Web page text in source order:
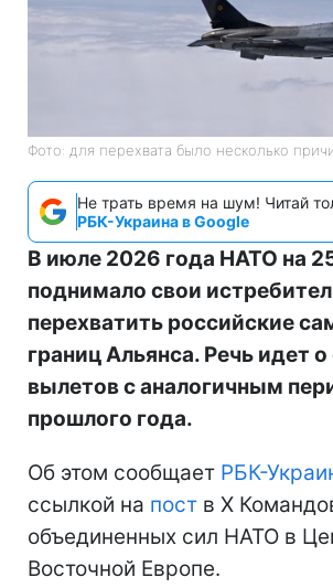
Фото: для перехвата было несколько
Не трать время на шум! Читай
РБК-Украина в Google
В июле 2026 года НАТО на
поднимало свои
перехватить российские
границ Альянса. Речь идет
вылетов с аналогичным
прошлого года.
Об этом сообщает РБК-
ссылкой на пост в Х
объединенных сил НАТО в
Восточной Европе.